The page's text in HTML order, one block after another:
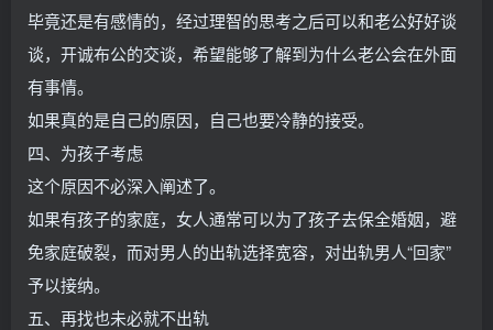
毕竟还是有感情的，经过理智的思考之后可以和老公好好谈
谈，开诚布公的交谈，希望能够了解到为什么老公会在外面
有事情。
如果真的是自己的原因，自己也要冷静的接受。
四、为孩子考虑
这个原因不必深入阐述了。
如果有孩子的家庭，女人通常可以为了孩子去保全婚姻，避
免家庭破裂，而对男人的出轨选择宽容，对出轨男人“回家”
予以接纳。
五、再找也未必就不出轨